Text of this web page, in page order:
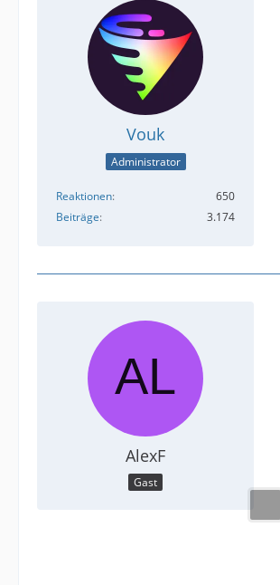
Vouk
Administrator
Reaktionen
650
Beiträge
3.174
AlexF
Gast